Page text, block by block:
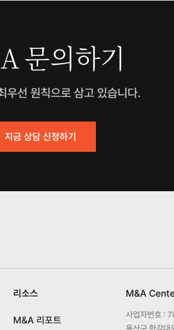
문의하기
우선 원칙으로 삼고 있습니다.
지금 상담 신청하기
리소스
M&A 리포트
M&A
사업자번호 :